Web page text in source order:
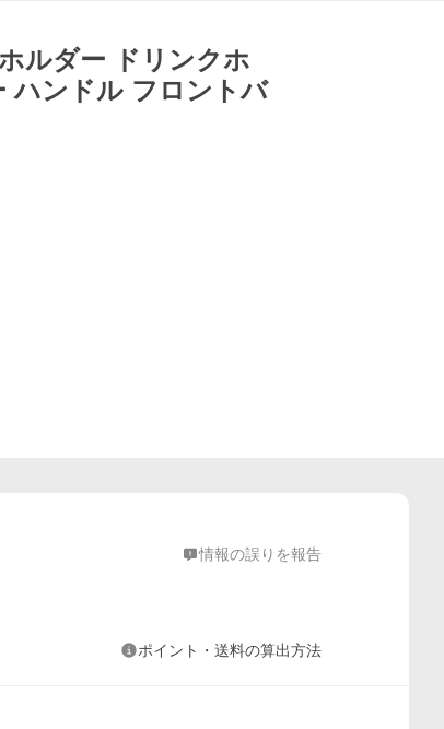
ルダー ドリンクホ
ハンドル フロントバ
情報の誤りを報告
ポイント・送料の算出方法